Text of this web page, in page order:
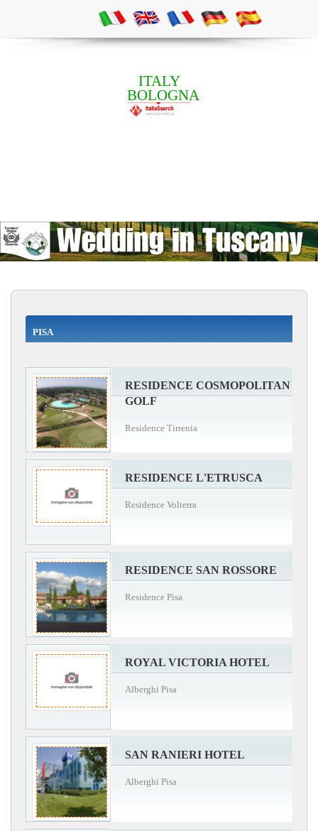
ITALY
BOLOGNA
PISA
RESIDENCE COSMOPOLITAN
GOLF
Residence Tirrenia
RESIDENCE L'ETRUSCA
Residence Volterra
RESIDENCE SAN ROSSORE
Residence Pisa
ROYAL VICTORIA HOTEL
Alberghi Pisa
SAN RANIERI HOTEL
Alberghi Pisa